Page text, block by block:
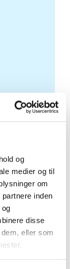
og
medier og til
om
inden
disse
eller som